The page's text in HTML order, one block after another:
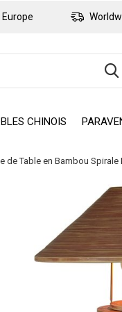
CHINOIS
de Table en Bambou Spirale